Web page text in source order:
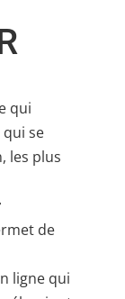
qui
qui se
les plus
de
ligne qui